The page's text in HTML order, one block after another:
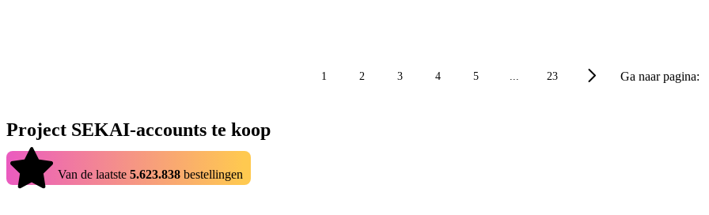
1 2 3 4 5 23 Ga naar pagina:
Project SEKAI-accounts te koop
Van de laatste 5.623.838 bestellingen